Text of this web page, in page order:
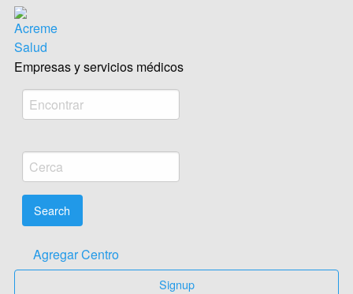
Acreme empresas salud Médica
Empresas y servicios médicos
Agregar Centro
Signup